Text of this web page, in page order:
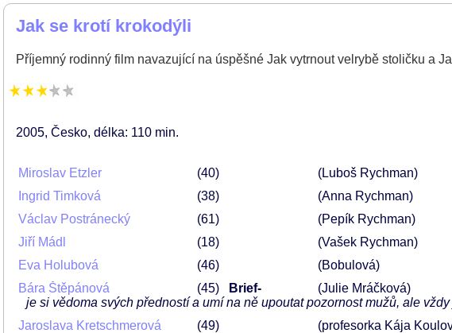
Jak se krotí krokodýli
Příjemný rodinný film navazující na úspěšné Jak vytrnout velrybě stoličku a
2005 Česko délka: 110 min
Miroslav Etzler 40
(Luboš Rychman)
Ingrid Timková
38
(Anna Rychman)
Václav Postránecký
61
(Pepík Rychman)
Jiří Mádl
18
(Vašek Rychman)
Eva Holubová
46
(Bobulová)
Bára Štěpánová
45 Brief-
(Julie Mráčková)
je si vědoma svých předností a umí na ně upoutat pozornost mužů, ale
Jaroslava Kretschmerová
49
(profesorka Kája